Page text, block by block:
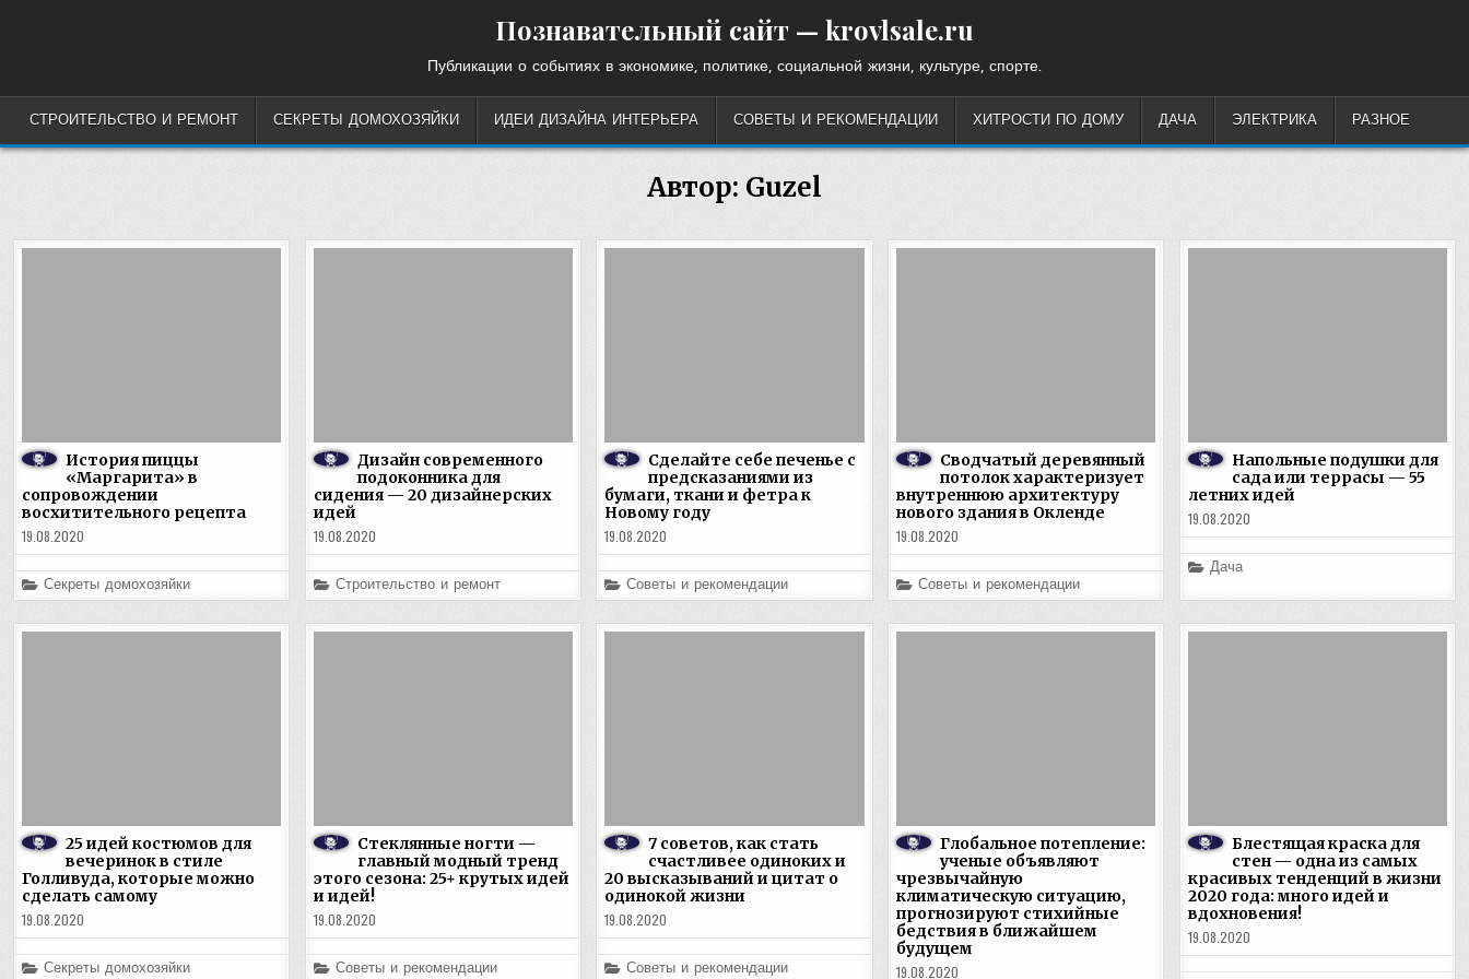
Познавательный сайт — krovlsale.ru
Публикации о событиях в экономике, политике, социальной жизни, культуре, спорте.
СТРОИТЕЛЬСТВО И РЕМОНТ СЕКРЕТЫ ДОМОХОЗЯЙКИ ИДЕИ ДИЗАЙНА ИНТЕРЬЕРА СОВЕТЫ И РЕКОМЕНДАЦИИ ХИТРОСТИ ПО ДОМУ ДАЧА ЭЛЕКТРИКА РАЗНОЕ
Автор: Guzel
История пиццы
«Маргарита» в
сопровождении
восхитительного рецепта
19.08.2020
Posted
in
Секреты домохозяйки
Дизайн современного
подоконника для
сидения — 20 дизайнерских
идей
19.08.2020
Posted
in
Строительство и ремонт
Сделайте себе печенье с
предсказаниями из
бумаги, ткани и фетра к
Новому году
19.08.2020
Posted
in
Советы и рекомендации
Сводчатый деревянный
потолок характеризует
внутреннюю архитектуру
нового здания в Окленде
19.08.2020
Posted
in
Советы и рекомендации
Напольные подушки для
сада или террасы — 55
летних идей
19.08.2020
Posted
in
Дача
25 идей костюмов для
вечеринок в стиле
Голливуда, которые можно
сделать самому
19.08.2020
Posted
Секреты домохозяйки
Стеклянные ногти —
главный модный тренд
этого сезона: 25+ крутых идей
и идей!
19.08.2020
Posted
Советы и рекомендации
7 советов, как стать
счастливее одиноких и
20 высказываний и цитат о
одинокой жизни
19.08.2020
Posted
Советы и рекомендации
Глобальное потепление:
ученые объявляют
чрезвычайную
климатическую ситуацию,
прогнозируют стихийные
бедствия в ближайшем
будущем
19.08.2020
Блестящая краска для
стен — одна из самых
красивых тенденций в жизни
2020 года: много идей и
вдохновения!
19.08.2020